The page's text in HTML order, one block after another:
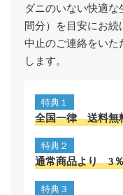
ダニのいない快適
間分）を目安にお続
中止のご連絡をいた
します。
特典１
全国一律 送料無
特典２
通常商品より 3
特典３